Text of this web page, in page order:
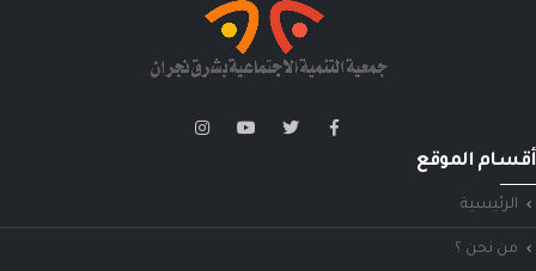
أقسام الموقع
الرئيسية
من نحن ؟